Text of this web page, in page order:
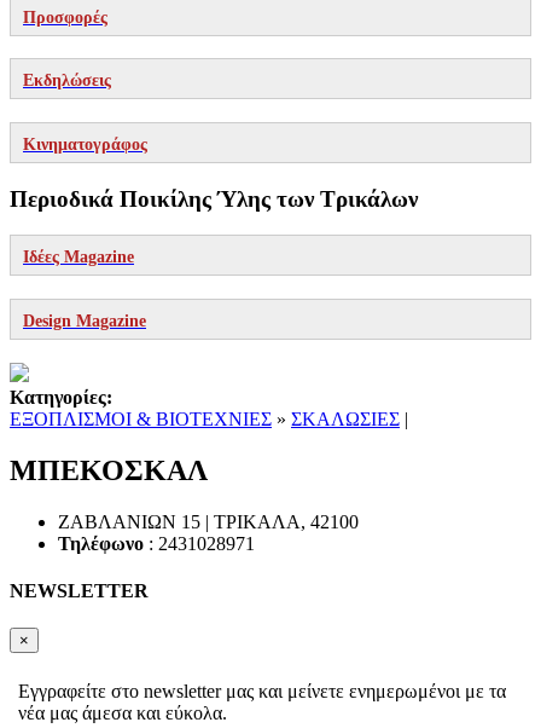
Προσφορές
Εκδηλώσεις
Κινηματογράφος
Περιοδικά Ποικίλης Ύλης των Τρικάλων
Ιδέες Magazine
Design Magazine
Κατηγορίες:
ΕΞΟΠΛΙΣΜΟΙ & ΒΙΟΤΕΧΝΙΕΣ » ΣΚΑΛΩΣΙΕΣ |
ΜΠΕΚΟΣΚΑΛ
ΖΑΒΛΑΝΙΩΝ 15 | ΤΡΙΚΑΛΑ, 42100
Τηλέφωνο : 2431028971
NEWSLETTER
×
Εγγραφείτε στο newsletter μας και μείνετε ενημερωμένοι με τα
νέα μας άμεσα και εύκολα.